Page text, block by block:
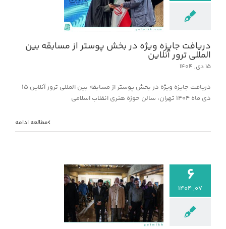
دریافت جایزه ویژه در بخش پوستر از مسابقه بین
المللی ترور آنلاین
۱۵ دی, ۱۴۰۴
دریافت جایزه ویژه در بخش پوستر از مسابقه بین المللی ترور آنلاین ۱۵
دی ماه ۱۴۰۴ تهران، سالن حوزه هنری انقلاب اسلامی
مطالعه ادامه
۶
۰۷, ۱۴۰۴